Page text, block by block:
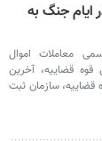
ایام جنگ به
معاملات اموال
قضاییه، آخرین
قضاییه، سازمان ثبت